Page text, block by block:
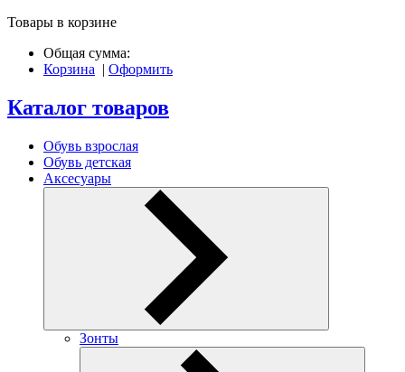
Товары в корзине
Общая сумма:
Корзина | Оформить
Каталог товаров
Обувь взрослая
Обувь детская
Аксесуары
Зонты